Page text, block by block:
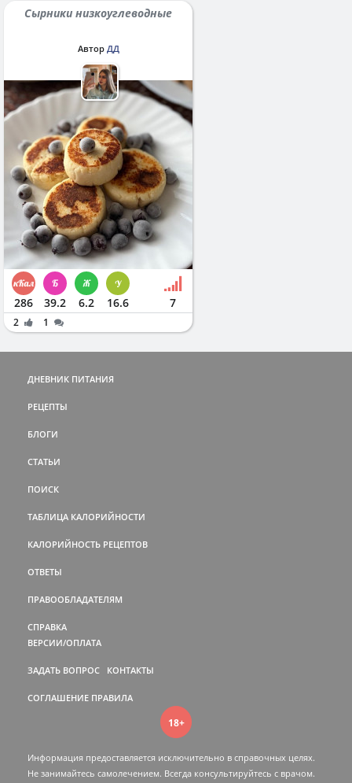
Сырники низкоуглеводные
Автор ДД
286 39.2 6.2 16.6 7
2 1
ДНЕВНИК ПИТАНИЯ
РЕЦЕПТЫ
БЛОГИ
СТАТЬИ
ПОИСК
ТАБЛИЦА КАЛОРИЙНОСТИ
КАЛОРИЙНОСТЬ РЕЦЕПТОВ
ОТВЕТЫ
ПРАВООБЛАДАТЕЛЯМ
СПРАВКА
ВЕРСИИ/ОПЛАТА
ЗАДАТЬ ВОПРОС КОНТАКТЫ
СОГЛАШЕНИЕ ПРАВИЛА
18+
Информация предоставляется исключительно в справочных целях.
Не занимайтесь самолечением. Всегда консультируйтесь c врачом.